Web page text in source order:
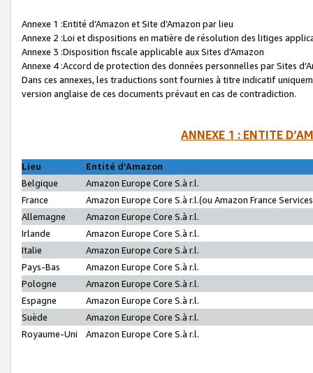
Annexe 1 :Entité d’Amazon et Site d’Amazon par lieu
Annexe 2 :Loi et dispositions en matière de résolution des litiges
Annexe 3 :Disposition fiscale applicable aux Sites d’Amazon
Annexe 4 :Accord de protection des données personnelles par Sites
Dans ces annexes, les traductions sont fournies à titre indicatif
version anglaise de ces documents prévaut en cas de contradiction.
ANNEXE 1 : ENTITE
Lieu
Entité d’Amazon
Belgique
Amazon Europe Core S.à r.l.
France
Amazon Europe Core S.à r.l.(ou Amazon France
Allemagne
Amazon Europe Core S.à r.l.
Irlande
Amazon Europe Core S.à r.l.
Italie
Amazon Europe Core S.à r.l.
Pays-Bas
Amazon Europe Core S.à r.l.
Pologne
Amazon Europe Core S.à r.l.
Espagne
Amazon Europe Core S.à r.l.
Suède
Amazon Europe Core S.à r.l.
Royaume-Uni
Amazon Europe Core S.à r.l.